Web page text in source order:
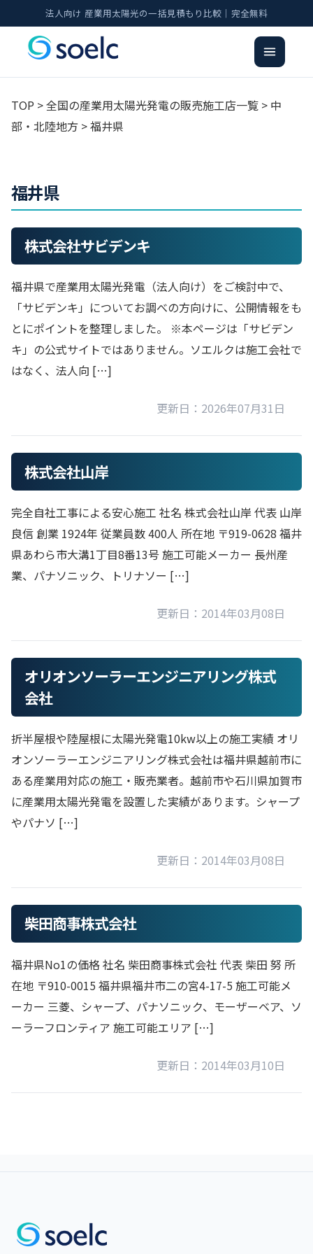
法人向け 産業用太陽光の一括見積もり比較｜完全無料
TOP >全国の産業用太陽光発電の販売施工店一覧 > 中
部・北陸地方 >福井県
福井県
株式会社サビデンキ
福井県で産業用太陽光発電（法人向け）をご検討中で、
「サビデンキ」についてお調べの方向けに、公開情報をも
とにポイントを整理しました。 ※本ページは「サビデン
キ」の公式サイトではありません。ソエルクは施工会社で
はなく、法人向 […]
更新日：2026年07月31日
株式会社山岸
完全自社工事による安心施工 社名 株式会社山岸 代表 山岸
良信 創業 1924年 従業員数 400人 所在地 〒919-0628 福井
県あわら市大溝1丁目8番13号 施工可能メーカー 長州産
業、パナソニック、トリナソー […]
更新日：2014年03月08日
オリオンソーラーエンジニアリング株式
会社
折半屋根や陸屋根に太陽光発電10kw以上の施工実績 オリ
オンソーラーエンジニアリング株式会社は福井県越前市に
ある産業用対応の施工・販売業者。越前市や石川県加賀市
に産業用太陽光発電を設置した実績があります。シャープ
やパナソ […]
更新日：2014年03月08日
柴田商事株式会社
福井県No1の価格 社名 柴田商事株式会社 代表 柴田 努 所
在地 〒910-0015 福井県福井市二の宮4-17-5 施工可能メ
ーカー 三菱、シャープ、パナソニック、モーザーベア、ソ
ーラーフロンティア 施工可能エリア […]
更新日：2014年03月10日